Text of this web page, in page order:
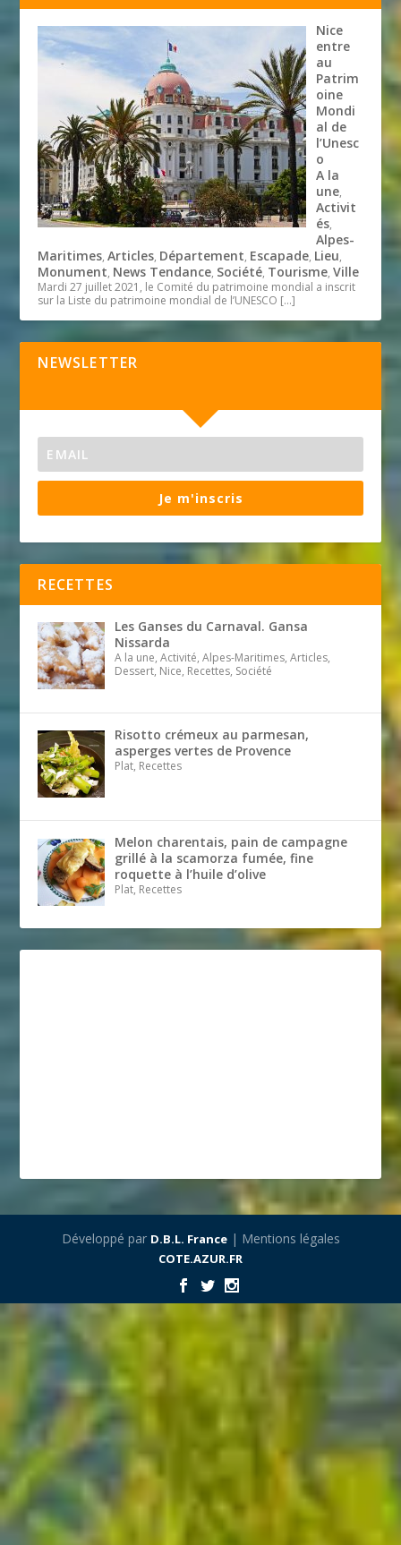
Nice
entre
au
Patrim
oine
Mondi
al de
l’Unesc
o
A la
une,
Activit
és,
Alpes-
Maritimes,Articles, Département, Escapade, Lieu,
Monument, News Tendance, Société, Tourisme,Ville
Mardi 27 juillet 2021, le Comité du patrimoine mondial a inscrit
sur la Liste du patrimoine mondial de l’UNESCO […]
NEWSLETTER
Je m'inscris
RECETTES
Les Ganses du Carnaval. Gansa
Nissarda
A la une, Activité, Alpes-Maritimes, Articles,
Dessert, Nice, Recettes, Société
Risotto crémeux au parmesan,
asperges vertes de Provence
Plat, Recettes
Melon charentais, pain de campagne
grillé à la scamorza fumée, fine
roquette à l’huile d’olive
Plat, Recettes
Développé par D.B.L. France| Mentions légales
COTE.AZUR.FR